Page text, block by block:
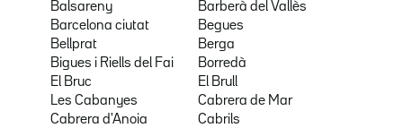
Balsareny
Barberà del Vallès
Barcelona ciutat
Begues
Bellprat
Berga
Bigues i Riells del Fai
Borredà
El Bruc
El Brull
Les Cabanyes
Cabrera de Mar
Cabrera d'Anoia
Cabrils